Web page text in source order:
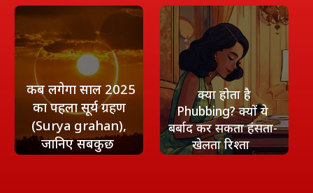
कब लगेगा साल 2025
का पहला सूर्य ग्रहण
(Surya grahan),
जानिए सबकुछ
क्‍या होता है
Phubbing? क्यों ये
बर्बाद कर सकता हंसता-
खेलता रिश्‍ता